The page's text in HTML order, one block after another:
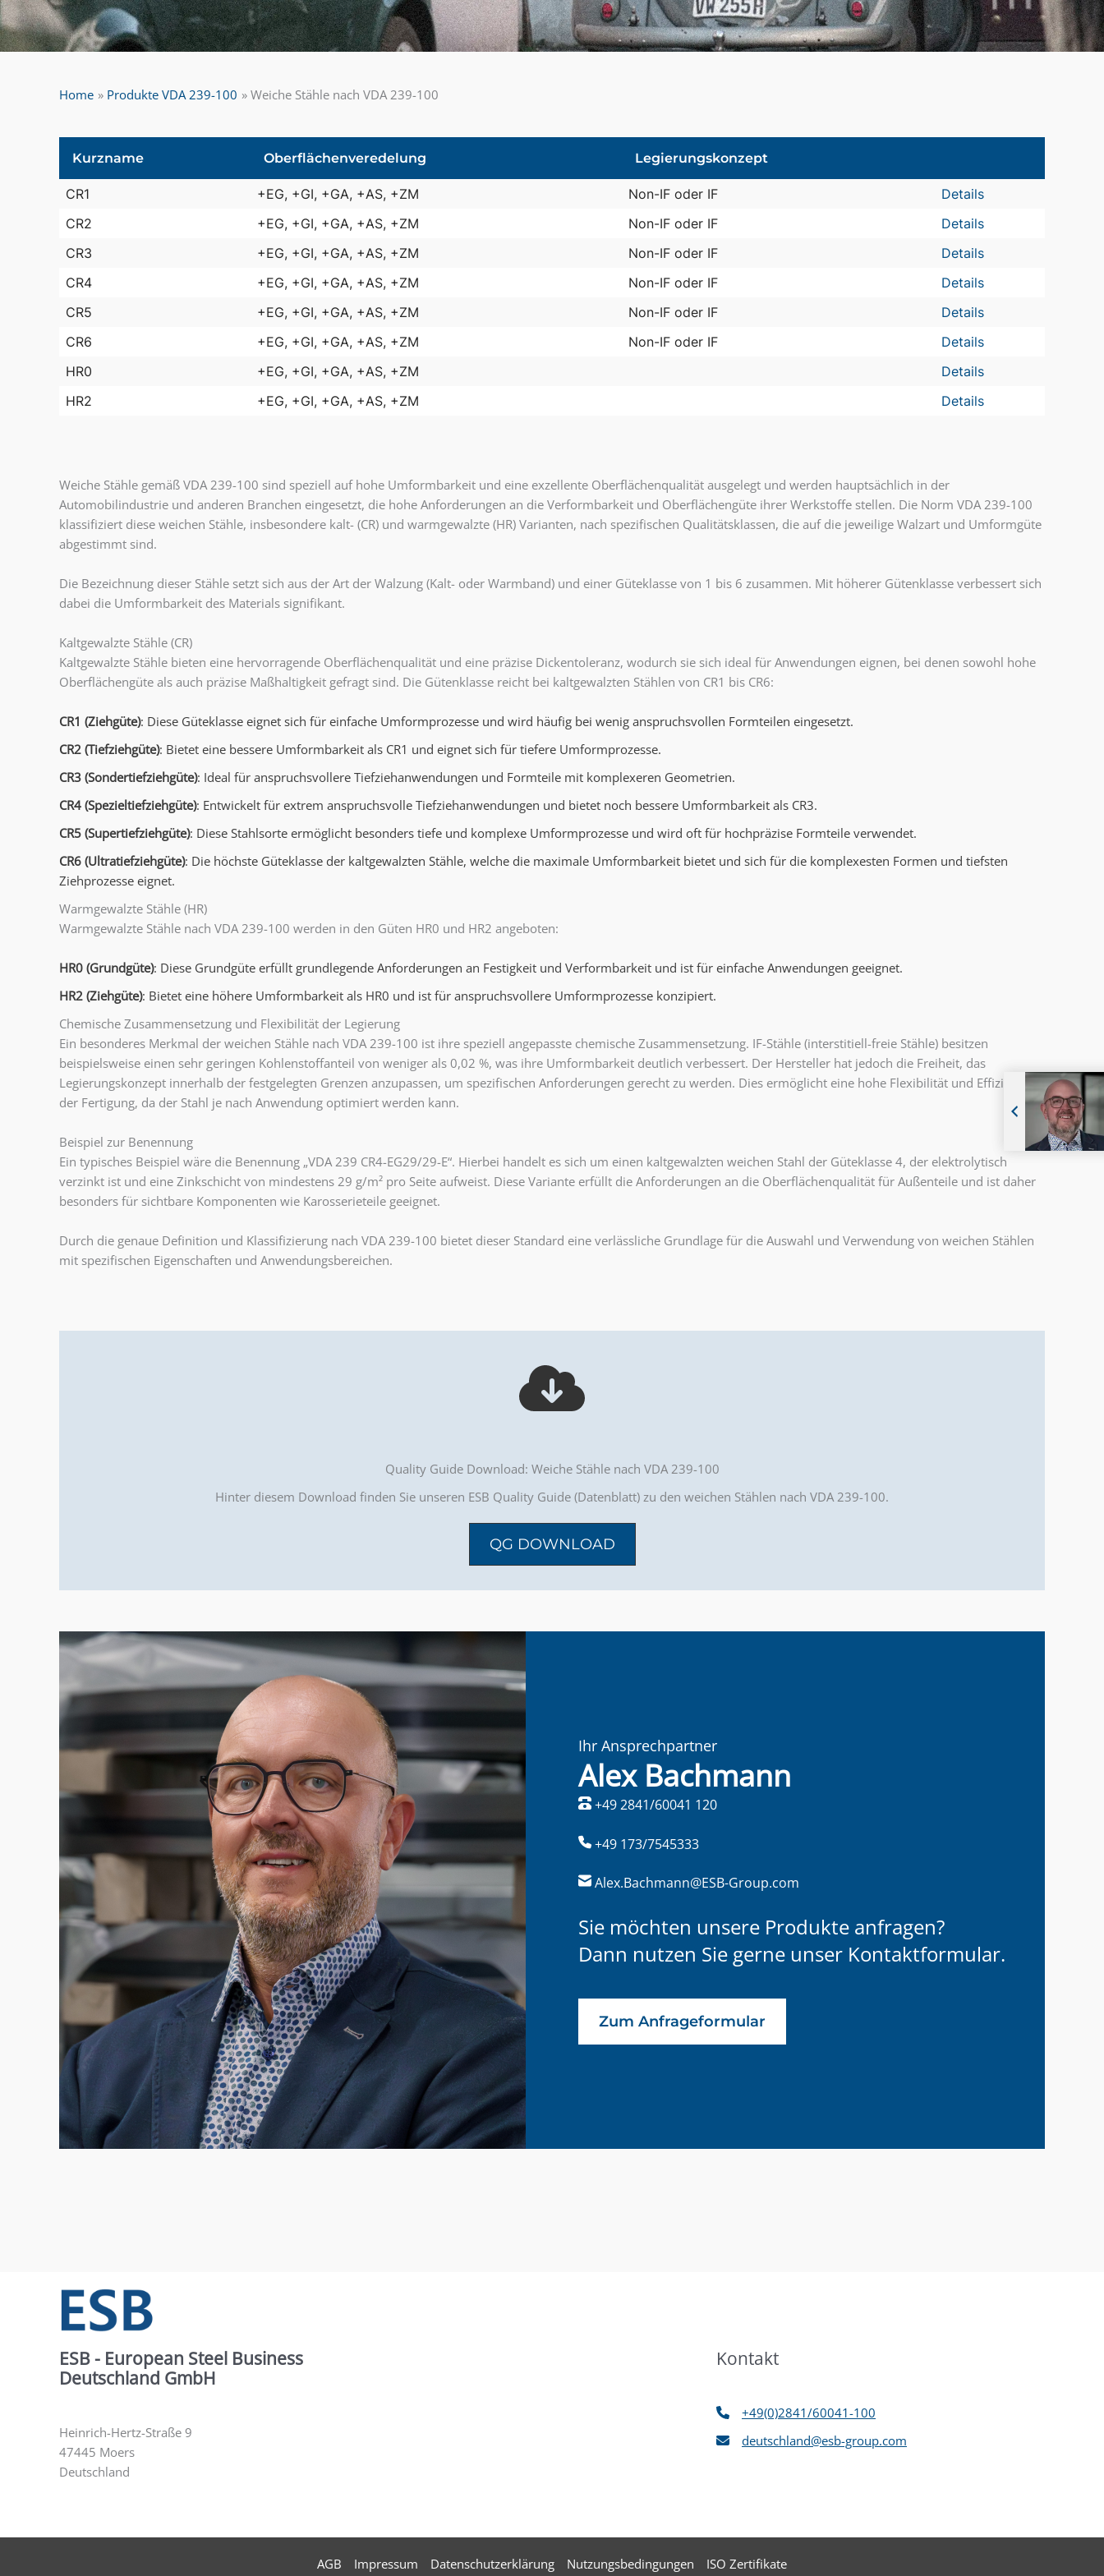
Home Produkte VDA 239-100 Weiche Stähle nach VDA 239-100
Kurzname Oberflächenveredelung Legierungskonzept
CR1 +EG, +GI, +GA, +AS, +ZM Non-IF oder IF
Details
CR2
+EG, +GI, +GA, +AS, +ZM Non-IF oder IF
Details
CR3
+EG, +GI, +GA, +AS, +ZM Non-IF oder IF
Details
CR4
+EG, +GI, +GA, +AS, +ZM Non-IF oder IF
Details
CR5
+EG, +GI, +GA, +AS, +ZM Non-IF oder IF
Details
CR6
+EG, +GI, +GA, +AS, +ZM Non-IF oder IF
Details
HR0
+EG, +GI, +GA, +AS, +ZM
Details
HR2
+EG, +GI, +GA, +AS, +ZM Details
Weiche Stähle gemäß VDA 239-100 sind speziell auf hohe Umformbarkeit und eine exzellente Oberflächenqualität ausgelegt und werden hauptsächlich in der
Automobilindustrie und anderen Branchen eingesetzt, die hohe Anforderungen an die Verformbarkeit und Oberflächengüte ihrer Werkstoffe stellen. Die Norm VDA 239-100
klassifiziert diese weichen Stähle, insbesondere kalt- (CR) und warmgewalzte (HR) Varianten, nach spezifischen Qualitätsklassen, die auf die jeweilige Walzart und Umformgüte
abgestimmt sind.
Die Bezeichnung dieser Stähle setzt sich aus der Art der Walzung (Kalt- oder Warmband) und einer Güteklasse von 1 bis 6 zusammen. Mit höherer Gütenklasse verbessert sich
dabei die Umformbarkeit des Materials signifikant.
Kaltgewalzte Stähle (CR)
Kaltgewalzte Stähle bieten eine hervorragende Oberflächenqualität und eine präzise Dickentoleranz, wodurch sie sich ideal für Anwendungen eignen, bei denen sowohl hohe
Oberflächengüte als auch präzise Maßhaltigkeit gefragt sind. Die Gütenklasse reicht bei kaltgewalzten Stählen von CR1 bis CR6:
CR1 (Ziehgüte): Diese Güteklasse eignet sich für einfache Umformprozesse und wird häufig bei wenig anspruchsvollen Formteilen eingesetzt.
CR2 (Tiefziehgüte): Bietet eine bessere Umformbarkeit als CR1 und eignet sich für tiefere Umformprozesse.
CR3 (Sondertiefziehgüte): Ideal für anspruchsvollere Tiefziehanwendungen und Formteile mit komplexeren Geometrien.
CR4 (Spezieltiefziehgüte): Entwickelt für extrem anspruchsvolle Tiefziehanwendungen und bietet noch bessere Umformbarkeit als CR3.
CR5 (Supertiefziehgüte): Diese Stahlsorte ermöglicht besonders tiefe und komplexe Umformprozesse und wird oft für hochpräzise Formteile verwendet.
CR6 (Ultratiefziehgüte): Die höchste Güteklasse der kaltgewalzten Stähle, welche die maximale Umformbarkeit bietet und sich für die komplexesten Formen und tiefsten
Ziehprozesse eignet.
Warmgewalzte Stähle (HR)
Warmgewalzte Stähle nach VDA 239-100 werden in den Güten HR0 und HR2 angeboten:
HR0 (Grundgüte): Diese Grundgüte erfüllt grundlegende Anforderungen an Festigkeit und Verformbarkeit und ist für einfache Anwendungen geeignet.
HR2 (Ziehgüte): Bietet eine höhere Umformbarkeit als HR0 und ist für anspruchsvollere Umformprozesse konzipiert.
Chemische Zusammensetzung und Flexibilität der Legierung
Ein besonderes Merkmal der weichen Stähle nach VDA 239-100 ist ihre speziell angepasste chemische Zusammensetzung. IF-Stähle (interstitiell-freie Stähle) besitzen
beispielsweise einen sehr geringen Kohlenstoffanteil von weniger als 0,02 %, was ihre Umformbarkeit deutlich verbessert. Der Hersteller hat jedoch die Freiheit, das
Legierungskonzept innerhalb der festgelegten Grenzen anzupassen, um spezifischen Anforderungen gerecht zu werden. Dies ermöglicht eine hohe Flexibilität und Effizienz in
der Fertigung, da der Stahl je nach Anwendung optimiert werden kann.
Beispiel zur Benennung
Ein typisches Beispiel wäre die Benennung „VDA 239 CR4-EG29/29-E“. Hierbei handelt es sich um einen kaltgewalzten weichen Stahl der Güteklasse 4, der elektrolytisch
verzinkt ist und eine Zinkschicht von mindestens 29 g/m² pro Seite aufweist. Diese Variante erfüllt die Anforderungen an die Oberflächenqualität für Außenteile und ist daher
besonders für sichtbare Komponenten wie Karosserieteile geeignet.
Durch die genaue Definition und Klassifizierung nach VDA 239-100 bietet dieser Standard eine verlässliche Grundlage für die Auswahl und Verwendung von weichen Stählen
mit spezifischen Eigenschaften und Anwendungsbereichen.
Quality Guide Download: Weiche Stähle nach VDA 239-100
Hinter diesem Download finden Sie unseren ESB Quality Guide (Datenblatt) zu den weichen Stählen nach VDA 239-100.
QG DOWNLOAD
Ihr Ansprechpartner
Alex Bachmann
+49 2841/60041 120
+49 173/7545333
Alex.Bachmann@ESB-Group.com
Sie möchten unsere Produkte anfragen?
Dann nutzen Sie gerne unser Kontaktformular.
Zum Anfrageformular
ESB - European Steel Business
Deutschland GmbH
Heinrich-Hertz-Straße 9
47445 Moers
Deutschland
Kontakt
+49(0)2841/60041-100
deutschland@esb-group.com
AGB Impressum Datenschutzerklärung Nutzungsbedingungen ISO Zertifikate